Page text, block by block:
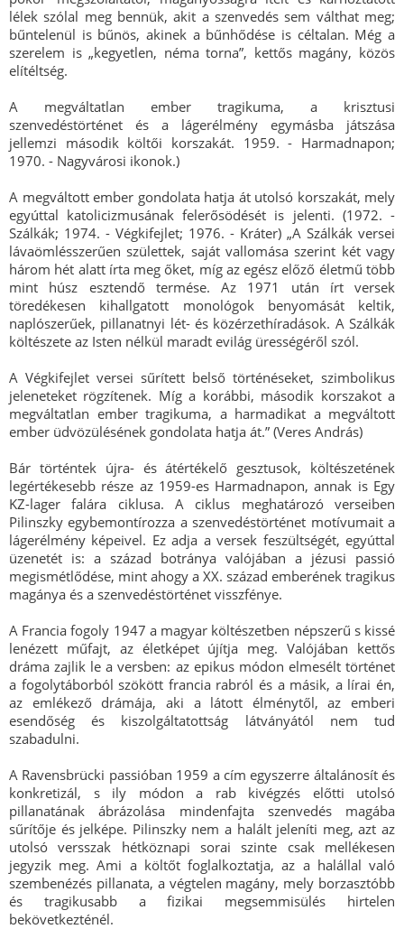
lélek szólal meg bennük, akit a szenvedés sem válthat meg;
bűntelenül is bűnös, akinek a bűnhődése is céltalan. Még a
szerelem is „kegyetlen, néma torna”, kettős magány, közös
elítéltség.
A megváltatlan ember tragikuma, a krisztusi
szenvedéstörténet és a lágerélmény egymásba játszása
jellemzi második költői korszakát. 1959. - Harmadnapon;
1970. - Nagyvárosi ikonok.)
A megváltott ember gondolata hatja át utolsó korszakát, mely
egyúttal katolicizmusának felerősödését is jelenti. (1972. -
Szálkák; 1974. - Végkifejlet; 1976. - Kráter) „A Szálkák versei
lávaömlésszerűen születtek, saját vallomása szerint két vagy
három hét alatt írta meg őket, míg az egész előző életmű több
mint húsz esztendő termése. Az 1971 után írt versek
töredékesen kihallgatott monológok benyomását keltik,
naplószerűek, pillanatnyi lét- és közérzethíradások. A Szálkák
költészete az Isten nélkül maradt evilág ürességéről szól.
A Végkifejlet versei sűrített belső történéseket, szimbolikus
jeleneteket rögzítenek. Míg a korábbi, második korszakot a
megváltatlan ember tragikuma, a harmadikat a megváltott
ember üdvözülésének gondolata hatja át.” (Veres András)
Bár történtek újra- és átértékelő gesztusok, költészetének
legértékesebb része az 1959-es Harmadnapon, annak is Egy
KZ-lager falára ciklusa. A ciklus meghatározó verseiben
Pilinszky egybemontírozza a szenvedéstörténet motívumait a
lágerélmény képeivel. Ez adja a versek feszültségét, egyúttal
üzenetét is: a század botránya valójában a jézusi passió
megismétlődése, mint ahogy a XX. század emberének tragikus
magánya és a szenvedéstörténet visszfénye.
A Francia fogoly 1947 a magyar költészetben népszerű s kissé
lenézett műfajt, az életképet újítja meg. Valójában kettős
dráma zajlik le a versben: az epikus módon elmesélt történet
a fogolytáborból szökött francia rabról és a másik, a lírai én,
az emlékező drámája, aki a látott élménytől, az emberi
esendőség és kiszolgáltatottság látványától nem tud
szabadulni.
A Ravensbrücki passióban 1959 a cím egyszerre általánosít és
konkretizál, s ily módon a rab kivégzés előtti utolsó
pillanatának ábrázolása mindenfajta szenvedés magába
sűrítője és jelképe. Pilinszky nem a halált jeleníti meg, azt az
utolsó versszak hétköznapi sorai szinte csak mellékesen
jegyzik meg. Ami a költőt foglalkoztatja, az a halállal való
szembenézés pillanata, a végtelen magány, mely borzasztóbb
és tragikusabb a fizikai megsemmisülés hirtelen
bekövetkezténél.